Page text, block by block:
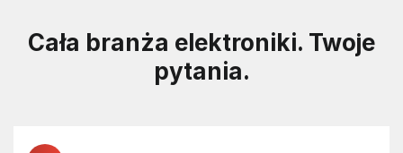
Cała branża elektroniki. Twoje
pytania.